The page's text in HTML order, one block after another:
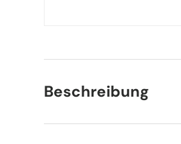
Beschreibung